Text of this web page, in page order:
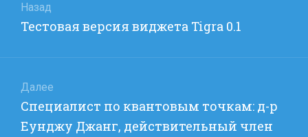
по
записям
Назад
Предыдущая
Тестовая версия виджетa Tigra 0.1
Далее
Следующая
запись:
Специалист по квантовым точкам: д-р
Еунджу Джанг, действительный член